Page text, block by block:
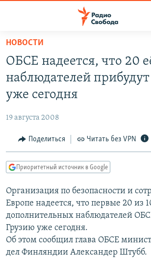
упрощенного
доступа
Вернуться
основному
Вернутся
Вернутся
поиску
ПОДКАСТЫ
МНЕНИЯ
КУЛЬТУРА
КАВКАЗ.РЕАЛИИ
СЕВЕР.РЕАЛИИ
СИБИРЬ.РЕАЛИИ
РАСПИСАНИЕ ВЕЩАНИЯ
ПОДПИШИТЕСЬ НА РАССЫЛКУ
НОВОСТИ
ОБСЕ надеется, что 20
наблюдателей
уже сегодня
19 августа 2008
Поделиться Читать без VPN
Приоритетный источник в Google
Организация по безопасности и
Европе надеется, что первые 20 из
дополнительных наблюдателей
Грузию уже сегодня.
Об этом сообщил глава ОБСЕ
дел Финляндии Александер Штубб.